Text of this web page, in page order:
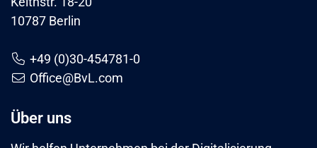
10787 Berlin
+49 (0)30-454781-0
Office@BvL.com
Über uns